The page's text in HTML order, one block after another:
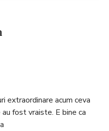
extraordinare acum ceva
fost vraiste. E bine ca